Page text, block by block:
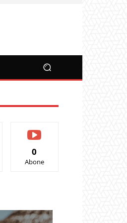
0
Abone